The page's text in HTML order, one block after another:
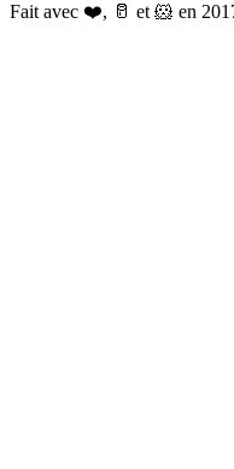
Fait avec ❤️, 🥛 et 🐹 en